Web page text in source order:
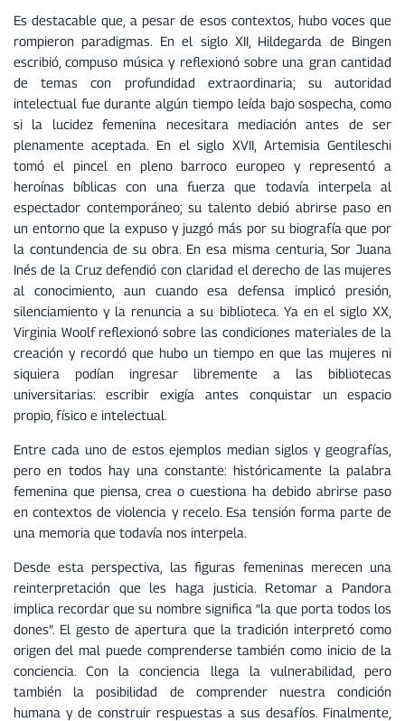
Es destacable que, a pesar de esos contextos, hubo voces que
rompieron paradigmas. En el siglo XII, Hildegarda de Bingen
escribió, compuso música y reflexionó sobre una gran cantidad
de temas con profundidad extraordinaria; su autoridad
intelectual fue durante algún tiempo leída bajo sospecha, como
si la lucidez femenina necesitara mediación antes de ser
plenamente aceptada. En el siglo XVII, Artemisia Gentileschi
tomó el pincel en pleno barroco europeo y representó a
heroínas bíblicas con una fuerza que todavía interpela al
espectador contemporáneo; su talento debió abrirse paso en
un entorno que la expuso y juzgó más por su biografía que por
la contundencia de su obra. En esa misma centuria, Sor Juana
Inés de la Cruz defendió con claridad el derecho de las mujeres
al conocimiento, aun cuando esa defensa implicó presión,
silenciamiento y la renuncia a su biblioteca. Ya en el siglo XX,
Virginia Woolf reflexionó sobre las condiciones materiales de la
creación y recordó que hubo un tiempo en que las mujeres ni
siquiera podían ingresar libremente a las bibliotecas
universitarias: escribir exigía antes conquistar un espacio
propio, físico e intelectual.
Entre cada uno de estos ejemplos median siglos y geografías,
pero en todos hay una constante: históricamente la palabra
femenina que piensa, crea o cuestiona ha debido abrirse paso
en contextos de violencia y recelo. Esa tensión forma parte de
una memoria que todavía nos interpela.
Desde esta perspectiva, las figuras femeninas merecen una
reinterpretación que les haga justicia. Retomar a Pandora
implica recordar que su nombre significa “la que porta todos los
dones”. El gesto de apertura que la tradición interpretó como
origen del mal puede comprenderse también como inicio de la
conciencia. Con la conciencia llega la vulnerabilidad, pero
también la posibilidad de comprender nuestra condición
humana y de construir respuestas a sus desafíos. Finalmente,